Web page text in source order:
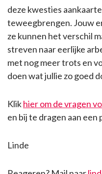
deze kwesties
teweegbrengen. Jouw
ze kunnen het verschil
streven naar eerlijke
met nog meer trots en
doen wat jullie zo goed
Klikhier om de vragen
en bij te dragen aan
Linde